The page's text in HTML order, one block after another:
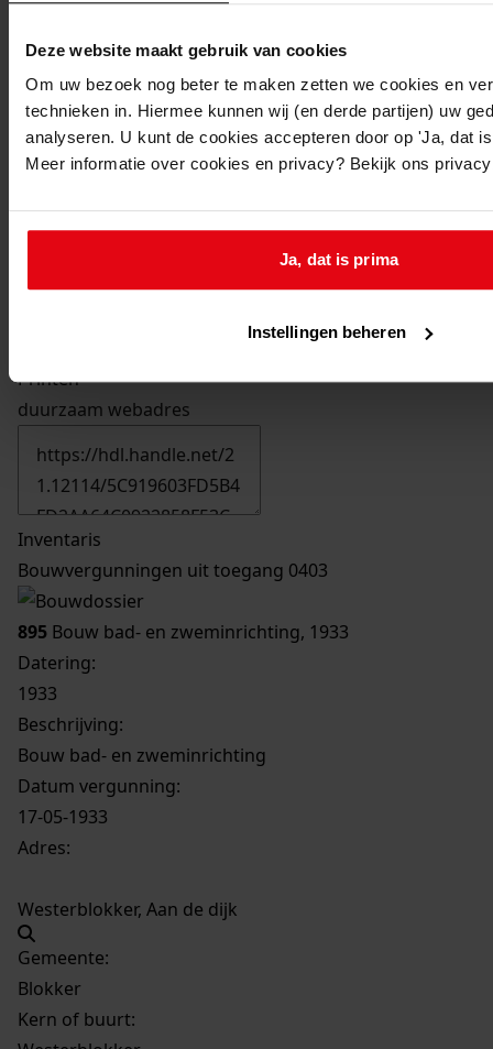
Deze website maakt gebruik van cookies
Om uw bezoek nog beter te maken zetten we cookies en
technieken in. Hiermee kunnen wij (en derde partijen) uw
analyseren. U kunt de cookies accepteren door op 'Ja, dat
Meer informatie over cookies en privacy? Bekijk ons
Ja, dat is prima
Instellingen beheren
Printen
duurzaam webadres
Inventaris
Bouwvergunningen uit toegang 0403
895 Bouw bad- en zweminrichting, 1933
Datering:
1933
Beschrijving:
Bouw bad- en zweminrichting
Datum vergunning:
17-05-1933
Adres:
Westerblokker, Aan de dijk
Gemeente:
Blokker
Kern of buurt: